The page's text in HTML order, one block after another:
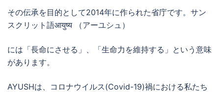
その伝承を目的として2014年に作られた省庁です。サン
スクリット語आयुष्य （アーユシュ）
には「長命にさせる」、「生命力を維持する」という意味
があります。
AYUSHは、コロナウイルス(Covid-19)禍における私たち